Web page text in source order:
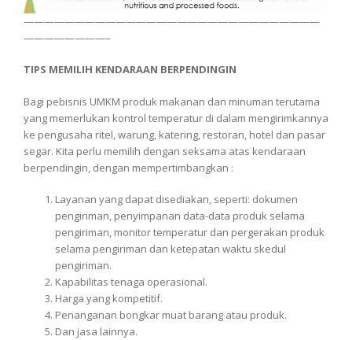
—————————————————————————————
————————–
TIPS MEMILIH KENDARAAN BERPENDINGIN
Bagi pebisnis UMKM produk makanan dan minuman terutama
yang memerlukan kontrol temperatur di dalam mengirimkannya
ke pengusaha ritel, warung, katering, restoran, hotel dan pasar
segar. Kita perlu memilih dengan seksama atas kendaraan
berpendingin, dengan mempertimbangkan :
Layanan yang dapat disediakan, seperti: dokumen
pengiriman, penyimpanan data-data produk selama
pengiriman, monitor temperatur dan pergerakan produk
selama pengiriman dan ketepatan waktu skedul
pengiriman.
Kapabilitas tenaga operasional.
Harga yang kompetitif.
Penanganan bongkar muat barang atau produk.
Dan jasa lainnya.